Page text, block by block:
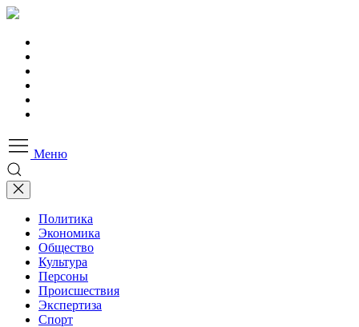
Меню
Политика
Экономика
Общество
Культура
Персоны
Происшествия
Экспертиза
Спорт